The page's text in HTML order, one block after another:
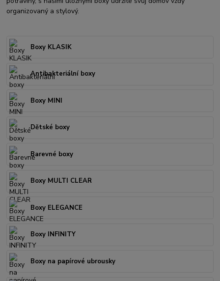
organizovaný a stylový.
Boxy KLASIK
Antibakteriální boxy
Boxy MINI
Dětské boxy
Barevné boxy
Boxy MULTI CLEAR
Boxy ELEGANCE
Boxy INFINITY
Boxy na papírové ubrousky